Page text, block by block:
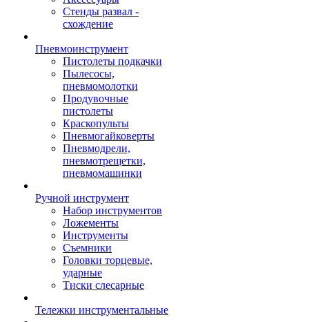
Стенды развал -
схождение
Пневмоинструмент
Пистолеты подкачки
Пылесосы,
пневмомолотки
Продувочные
пистолеты
Краскопульты
Пневмогайковерты
Пневмодрели,
пневмотрещетки,
пневмомашинки
Ручной инструмент
Набор инструментов
Ложементы
Инструменты
Съемники
Головки торцевые,
ударные
Тиски слесарные
Тележки инструментальные